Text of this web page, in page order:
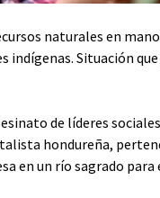
naturales en
indígenas. Situación
de líderes
hondureña,
en un río sagrado para